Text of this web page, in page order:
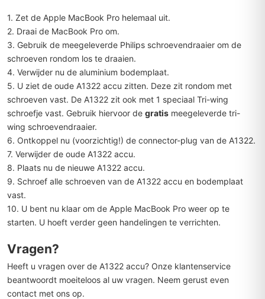
1. Zet de Apple MacBook Pro helemaal uit.
2. Draai de MacBook Pro om.
3. Gebruik de meegeleverde Philips schroevendraaier om de
schroeven rondom los te draaien.
4. Verwijder nu de aluminium bodemplaat.
5. U ziet de oude A1322 accu zitten. Deze zit rondom met
schroeven vast. De A1322 zit ook met 1 speciaal Tri-wing
schroefje vast. Gebruik hiervoor de gratis meegeleverde tri-
wing schroevendraaier.
6. Ontkoppel nu (voorzichtig!) de connector-plug van de A1322.
7. Verwijder de oude A1322 accu.
8. Plaats nu de nieuwe A1322 accu.
9. Schroef alle schroeven van de A1322 accu en bodemplaat
vast.
10. U bent nu klaar om de Apple MacBook Pro weer op te
starten. U hoeft verder geen handelingen te verrichten.
Vragen?
Heeft u vragen over de A1322 accu? Onze klantenservice
beantwoordt moeiteloos al uw vragen. Neem gerust even
contact met ons op.